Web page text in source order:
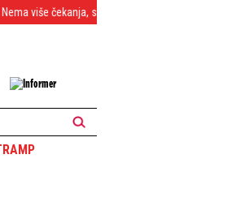
sada je i zvanično: Potpisao Aleksej Pokuševski!